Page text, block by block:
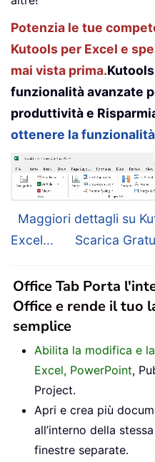
Potenzia le tue
Kutools per Excel e
mai vista prima.
funzionalità avanzate
produttività e
ottenere la
Maggiori dettagli su
Excel...
Scarica
Office Tab Porta
Office e rende il tuo
semplice
Abilita la modifica e
Excel, PowerPoint,
Project.
Apri e crea più
all’interno della
finestre separate.